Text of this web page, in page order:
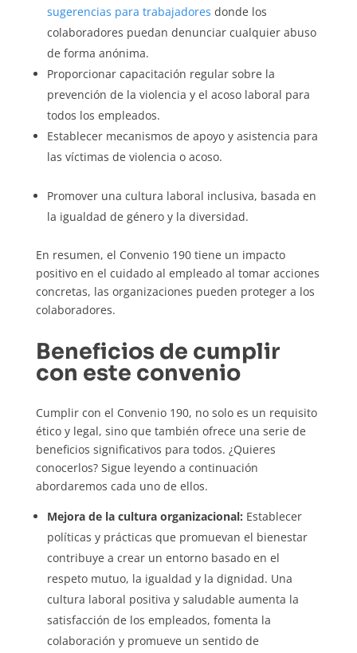
sugerencias para trabajadores donde los
colaboradores puedan denunciar cualquier abuso
de forma anónima.
Proporcionar capacitación regular sobre la
prevención de la violencia y el acoso laboral para
todos los empleados.
Establecer mecanismos de apoyo y asistencia para
las víctimas de violencia o acoso.
Promover una cultura laboral inclusiva, basada en
la igualdad de género y la diversidad.
En resumen, el Convenio 190 tiene un impacto
positivo en el cuidado al empleado al tomar acciones
concretas, las organizaciones pueden proteger a los
colaboradores.
Beneficios de cumplir
con este convenio
Cumplir con el Convenio 190, no solo es un requisito
ético y legal, sino que también ofrece una serie de
beneficios significativos para todos. ¿Quieres
conocerlos? Sigue leyendo a continuación
abordaremos cada uno de ellos.
Mejora de la cultura organizacional: Establecer
políticas y prácticas que promuevan el bienestar
contribuye a crear un entorno basado en el
respeto mutuo, la igualdad y la dignidad. Una
cultura laboral positiva y saludable aumenta la
satisfacción de los empleados, fomenta la
colaboración y promueve un sentido de